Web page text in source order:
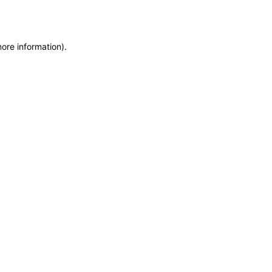
information).